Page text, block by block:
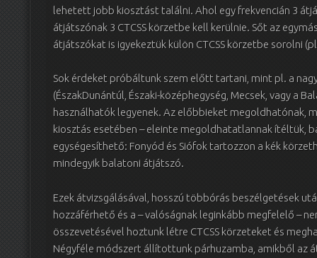
lehetett jobb kiosztást találni. Ahol egy frekvencián 3
átjátszónak 3 CTCSS körzetbe kell kerülnie. Sőt az
átjátszókat is igyekeztük külön CTCSS körzetbe sorolni
Sok érdeket próbáltunk szem előtt tartani, mint pl. a
(ÉszakDunántúl, Északi-középhegység, Mecsek, vagy a
használhatók legyenek. Az előbbieket megoldhatónak,
kiosztás esetében – eleinte megoldhatatlannak ítéltük,
egységesíthető: Fonyód és Siófok tartozzon a kék
mindegyik balatoni átjátszó.
Ezek átvizsgálásával, hosszú többórás beszélgetések
hozzáférhető és a – valóságnak leginkább megfelelő –
összevetésével hoztunk létre CTCSS körzeteket és
Négyféle módszert állítottunk párhuzamba, amikből az